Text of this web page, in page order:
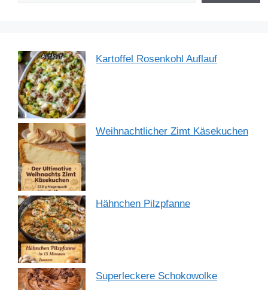
Kartoffel Rosenkohl Auflauf
Weihnachtlicher Zimt Käsekuchen
Hähnchen Pilzpfanne
Superleckere Schokowolke